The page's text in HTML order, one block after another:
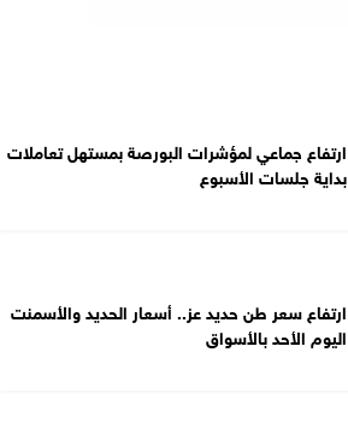
ارتفاع جماعي لمؤشرات البورصة بمستهل تعاملات
بداية جلسات الأسبوع
ارتفاع سعر طن حديد عز.. أسعار الحديد والأسمنت
اليوم الأحد بالأسواق